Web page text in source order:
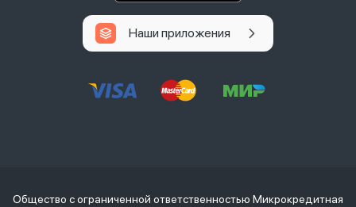
Наши приложения
Общество с ограниченной ответственностью Микрокредитная